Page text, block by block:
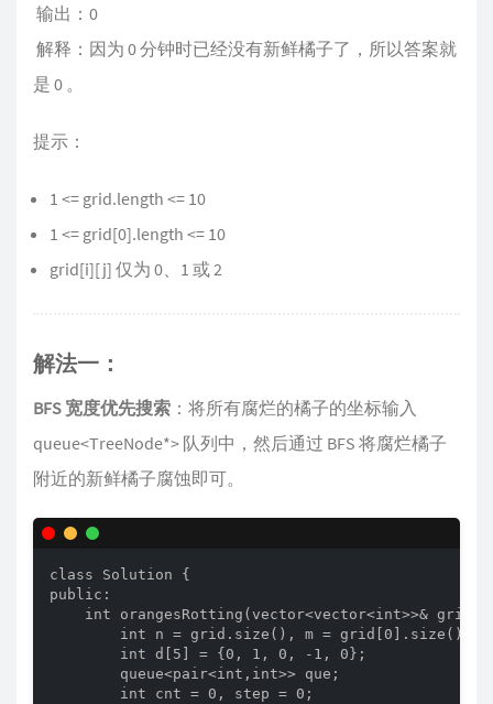
​ 输出：0
​ 解释：因为 0 分钟时已经没有新鲜橘子了，所以答案就
是 0 。
提示：
1 <= grid.length <= 10
1 <= grid[0].length <= 10
grid[i][j] 仅为 0、1 或 2
解法一：
BFS 宽度优先搜索 ：将所有腐烂的橘子的坐标输入
queue<TreeNode*> 队列中，然后通过 BFS 将腐烂橘子
附近的新鲜橘子腐蚀即可。
class Solution {
public:
int orangesRotting(vector<vector<int>>& grid)
        int n = grid.size(), m = grid[0].size();
        int d[5] = {0, 1, 0, -1, 0};
        queue<pair<int,int>> que;
        int cnt = 0, step = 0;